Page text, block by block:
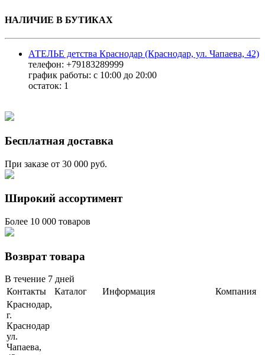
НАЛИЧИЕ В БУТИКАХ
АТЕЛЬЕ детства Краснодар (Краснодар, ул. Чапаева, 42)
телефон: +79183289999
график работы: с 10:00 до 20:00
остаток: 1
Бесплатная доставка
При заказе от 30 000 руб.
Широкий ассортимент
Более 10 000 товаров
Возврат товара
В течение 7 дней
Контакты
Каталог Информация
Компания
Краснодар,
г.
Краснодар
ул.
Чапаева,